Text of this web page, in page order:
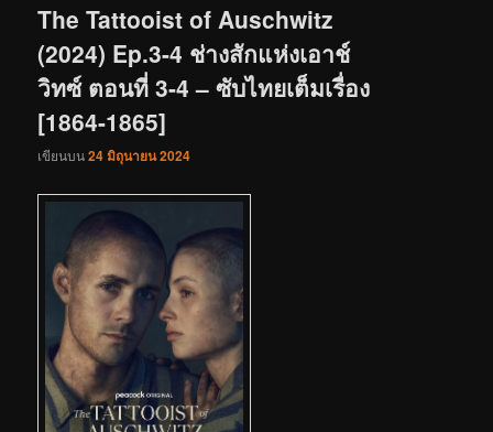
The Tattooist of Auschwitz
(2024) Ep.3-4 ช่างสักแห่งเอาช์
วิทซ์ ตอนที่ 3-4 – ซับไทยเต็มเรื่อง
[1864-1865]
เขียนบน24 มิถุนายน 2024